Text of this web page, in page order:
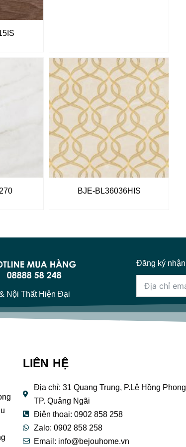
BJE-BL36036HIS
Nội Thất Hiện Đại
Đăng ký
LIÊN HỆ
Địa chỉ: 31 Quang Trung, P.Lê Hồng
TP. Quảng Ngãi
Điện thoại: 0902 858 258
Zalo: 0902 858 258
Email: info@bejouhome.vn